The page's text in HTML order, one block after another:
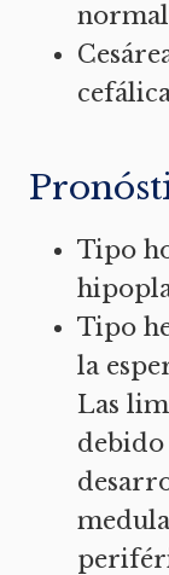
Tipo
Tipo
la
Las